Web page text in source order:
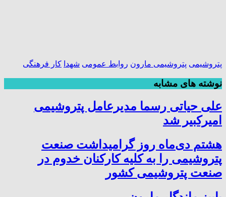
پتروشیمی پتروشیمی مارون روابط عمومی شهدا کار فرهنگی
نوشته های مشابه
علی حیاتی رسما مدیرعامل پتروشیمی
امیرکبیر شد
هشتم دی‌ماه روز گرامیداشت صنعت
پتروشیمی را به کلیه کارکنان خدوم در
صنعت پتروشیمی کشور